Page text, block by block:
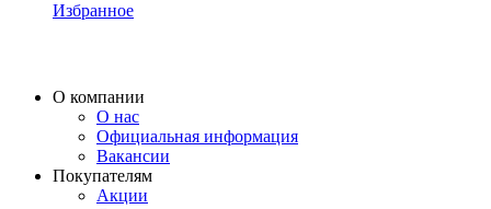
Избранное
О компании
О нас
Официальная информация
Вакансии
Покупателям
Акции